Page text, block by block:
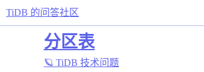
TiDB 的问答社区
分区表
🪐 TiDB 技术问题